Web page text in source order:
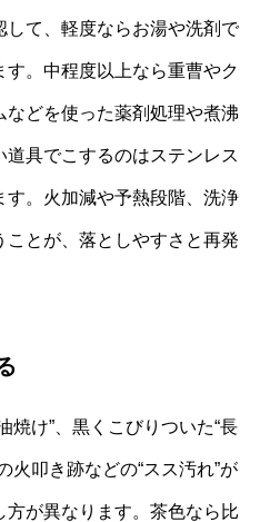
て、軽度ならお湯や洗剤で
。中程度以上なら重曹やク
などを使った薬剤処理や煮沸
具でこするのはステンレス
。火加減や予熱段階、洗浄
とが、落としやすさと再発
焼け”、黒くこびりついた“長
火叩き跡などの“スス汚れ”が
が異なります。茶色なら比